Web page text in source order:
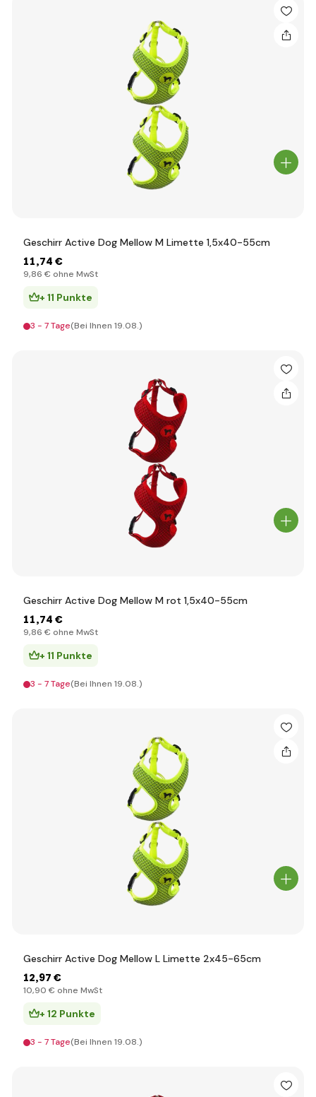
Geschirr Active Dog Mellow M Limette 1,5x40-55cm
11,74 €
9,86 € ohne MwSt
+ 11 Punkte
3 - 7 Tage(Bei Ihnen 19.08.)
Geschirr Active Dog Mellow M rot 1,5x40-55cm
11,74 €
9,86 € ohne MwSt
+ 11 Punkte
3 - 7 Tage(Bei Ihnen 19.08.)
Geschirr Active Dog Mellow L Limette 2x45-65cm
12,97 €
10,90 € ohne MwSt
+ 12 Punkte
3 - 7 Tage(Bei Ihnen 19.08.)